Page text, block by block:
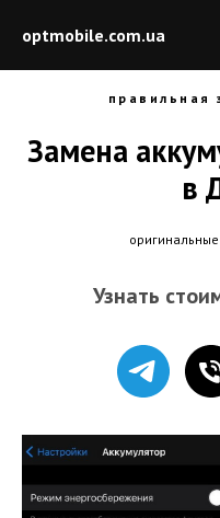
optmobile.com.ua
правильная
Замена
в
Узнать